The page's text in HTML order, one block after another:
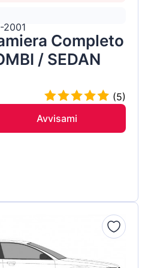
2001
Completo
/ SEDAN
(5)
Avvisami